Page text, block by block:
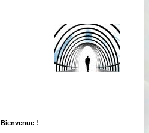
Bienvenue !